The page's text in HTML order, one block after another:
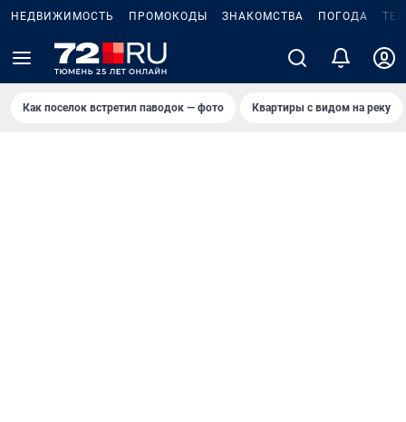
НЕДВИЖИМОСТЬ ПРОМОКОДЫ ЗНАКОМСТВА ПОГОДА
Как поселок встретил паводок — фото Квартиры с видом на реку